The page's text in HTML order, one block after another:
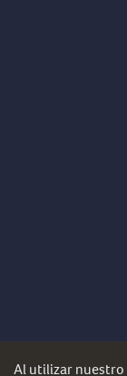
Al utilizar nuestro